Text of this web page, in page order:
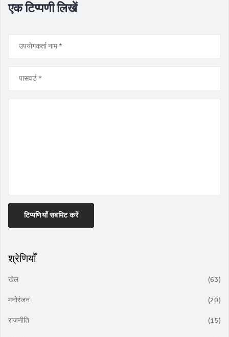
एक टिप्पणी लिखें
टिप्पणियाँ सबमिट करें
श्रेणियाँ
खेल (63)
मनोरंजन (20)
राजनीति (15)